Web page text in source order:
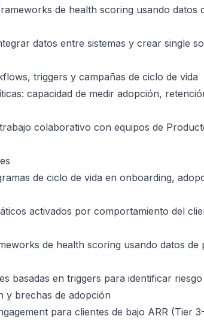
de health scoring usando datos
datos entre sistemas y crear single
triggers y campañas de ciclo de vida
capacidad de medir adopción,
colaborativo con equipos de
de ciclo de vida en onboarding,
activados por comportamiento del
de health scoring usando datos de
basadas en triggers para identificar
y brechas de adopción
para clientes de bajo ARR (Tier